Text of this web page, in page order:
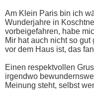
Am Klein Paris bin ich
Wunderjahre in
vorbeigefahren, habe
Mir hat auch nicht so
vor dem Haus ist, das
Einen respektvollen
irgendwo
Meinung steht, selbst